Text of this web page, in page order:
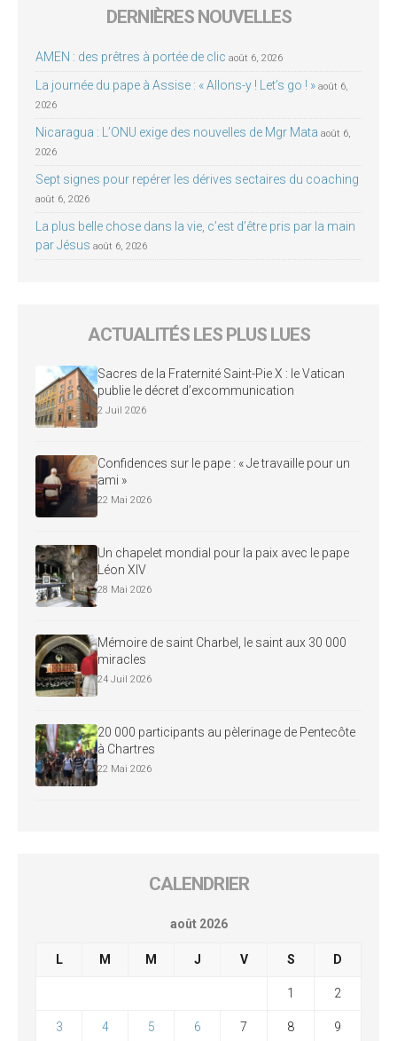
DERNIÈRES NOUVELLES
AMEN : des prêtres à portée de clic août 6, 2026
La journée du pape à Assise : « Allons-y ! Let’s go ! » août 6,
2026
Nicaragua : L’ONU exige des nouvelles de Mgr Mata août 6,
2026
Sept signes pour repérer les dérives sectaires du coaching
août 6, 2026
La plus belle chose dans la vie, c’est d’être pris par la main
par Jésus août 6, 2026
ACTUALITÉS LES PLUS LUES
Sacres de la Fraternité Saint-Pie X : le Vatican
publie le décret d’excommunication
2 Juil 2026
Confidences sur le pape : « Je travaille pour un
ami »
22 Mai 2026
Un chapelet mondial pour la paix avec le pape
Léon XIV
28 Mai 2026
Mémoire de saint Charbel, le saint aux 30 000
miracles
24 Juil 2026
20 000 participants au pèlerinage de Pentecôte
à Chartres
22 Mai 2026
CALENDRIER
août 2026
L M M J V S D
1 2
3 4 5 6 7 8 9